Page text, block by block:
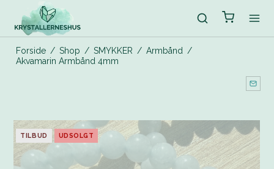
Forside / Shop / SMYKKER / Armbånd
/
Akvamarin Armbånd 4mm
TILBUD UDSOLGT